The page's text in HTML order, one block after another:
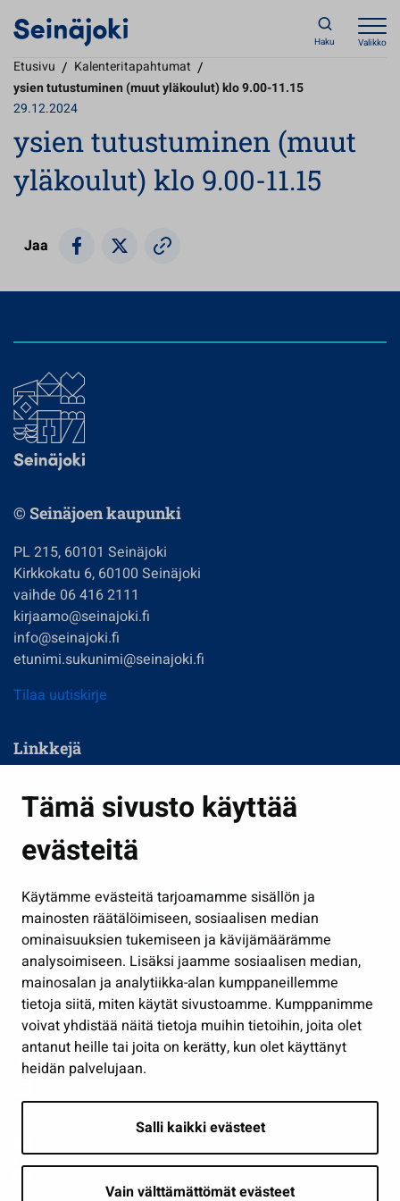
Tämä sivusto käyttää
evästeitä
Käytämme evästeitä tarjoamamme sisällön ja
mainosten räätälöimiseen, sosiaalisen median
ominaisuuksien tukemiseen ja kävijämäärämme
analysoimiseen. Lisäksi jaamme sosiaalisen median,
mainosalan ja analytiikka-alan kumppaneillemme
tietoja siitä, miten käytät sivustoamme. Kumppanimme
voivat yhdistää näitä tietoja muihin tietoihin, joita olet
antanut heille tai joita on kerätty, kun olet käyttänyt
heidän palvelujaan.
Salli kaikki evästeet
Vain välttämättömät evästeet
Haku Valikko
Etusivu / Kalenteritapahtumat /
ysien tutustuminen (muut yläkoulut) klo 9.00-11.15
29.12.2024
ysien tutustuminen (muut
yläkoulut) klo 9.00-11.15
Jaa
© Seinäjoen kaupunki
PL 215, 60101 Seinäjoki
Kirkkokatu 6, 60100 Seinäjoki
vaihde 06 416 2111
kirjaamo@seinajoki.fi
info@seinajoki.fi
etunimi.sukunimi@seinajoki.fi
Tilaa uutiskirje
Linkkejä
Kasvatus ja opetus
Kulttuuri ja liikunta
Työ ja yrittäminen
Osallistu ja asioi
Näytä omat evästeasetukseni
Seuraa meitä